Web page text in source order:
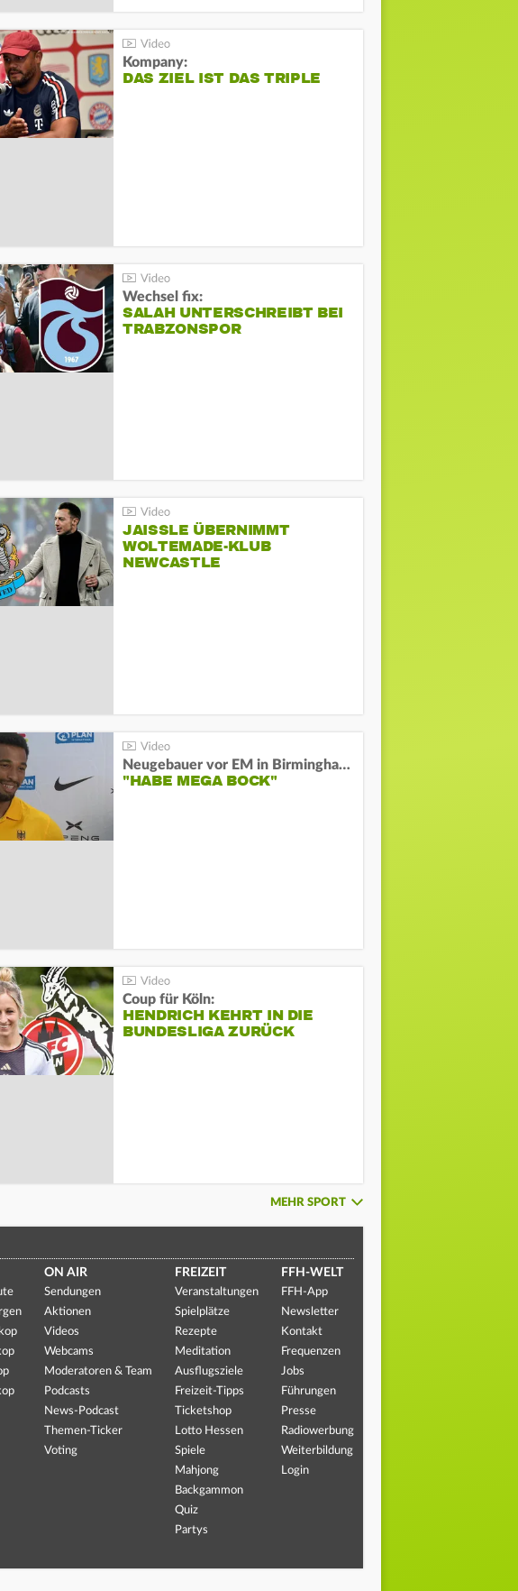
Kompany:
DAS ZIEL IST DAS TRIPLE
Wechsel fix:
SALAH UNTERSCHREIBT BEI
TRABZONSPOR
JAISSLE ÜBERNIMMT
WOLTEMADE-KLUB
NEWCASTLE
Neugebauer vor EM in Birmingham:
"HABE MEGA BOCK"
Coup für Köln:
HENDRICH KEHRT IN DIE
BUNDESLIGA ZURÜCK
MEHR SPORT
ON AIR
Sendungen
Aktionen
Videos
Webcams
Moderatoren & Team
Podcasts
News-Podcast
Themen-Ticker
Voting
FREIZEIT
Veranstaltungen
Spielplätze
Rezepte
Meditation
Ausflugsziele
Freizeit-Tipps
Ticketshop
Lotto Hessen
Spiele
Mahjong
Backgammon
Quiz
Partys
FFH-WELT
FFH-App
Newsletter
Kontakt
Frequenzen
Jobs
Führungen
Presse
Radiowerbung
Weiterbildung
Login